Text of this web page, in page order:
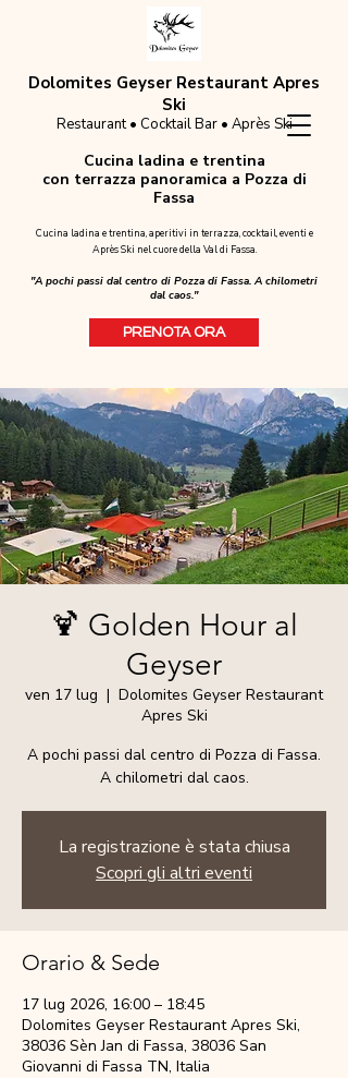
Dolomites Geyser Restaurant Apres
Ski
Restaurant • Cocktail Bar • Après Ski
Cucina ladina e trentina
con terrazza panoramica a Pozza di
Fassa
Cucina ladina e trentina, aperitivi in terrazza, cocktail, eventi e
Après Ski nel cuore della Val di Fassa.
"A pochi passi dal centro di Pozza di Fassa. A chilometri
dal caos."
PRENOTA ORA
🍹 Golden Hour al
Geyser
ven 17 lug
  |
Dolomites Geyser Restaurant
Apres Ski
A pochi passi dal centro di Pozza di Fassa.
A chilometri dal caos.
La registrazione è stata chiusa
Scopri gli altri eventi
Orario & Sede
17 lug 2026, 16:00 – 18:45
Dolomites Geyser Restaurant Apres Ski,
38036 Sèn Jan di Fassa, 38036 San
Giovanni di Fassa TN, Italia